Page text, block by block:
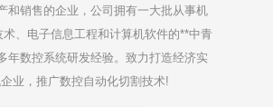
和销售的企业，公司拥有一大批从事机
、电子信息工程和计算机软件的**中青
年数控系统研发经验。致力打造经济实
业，推广数控自动化切割技术!